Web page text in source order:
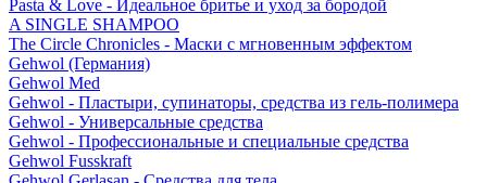
Pasta & Love - Идеальное бритье и уход за бородой
A SINGLE SHAMPOO
The Circle Chronicles - Маски с мгновенным эффектом
Gehwol (Германия)
Gehwol Med
Gehwol - Пластыри, супинаторы, средства из гель-полимера
Gehwol - Универсальные средства
Gehwol - Профессиональные и специальные средства
Gehwol Fusskraft